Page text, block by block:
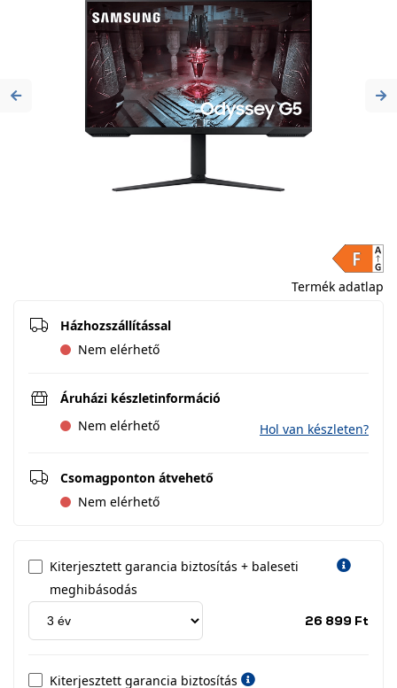
Previous
Termék adatlap
Házhozszállítással
Nem elérhető
Áruházi készletinformáció
Nem elérhető
Hol van készleten?
Csomagponton átvehető
Nem elérhető
Kiterjesztett garancia biztosítás + baleseti
meghibásodás
26 899 Ft
Kiterjesztett garancia biztosítás